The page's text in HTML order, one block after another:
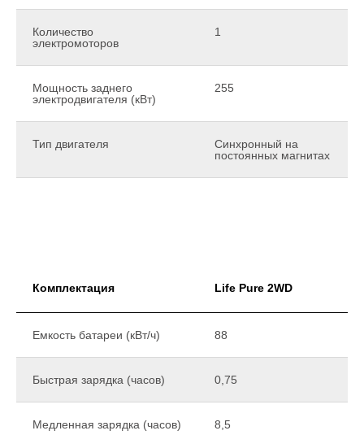
Количество
электромоторов
1
Мощность заднего
электродвигателя (кВт)
255
Тип двигателя
Синхронный на
постоянных магнитах
Комплектация Life Pure 2WD
Емкость батареи (кВт/ч) 88
Быстрая зарядка (часов) 0,75
Медленная зарядка (часов) 8,5